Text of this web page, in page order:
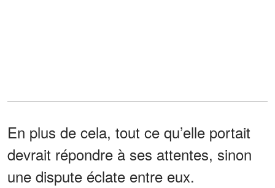
En plus de cela, tout ce qu’elle portait
devrait répondre à ses attentes, sinon
une dispute éclate entre eux.